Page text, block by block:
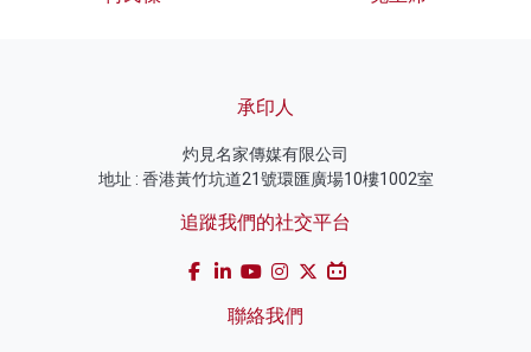
承印人
灼見名家傳媒有限公司
地址 : 香港黃竹坑道21號環匯廣場10樓1002室
追蹤我們的社交平台
聯絡我們